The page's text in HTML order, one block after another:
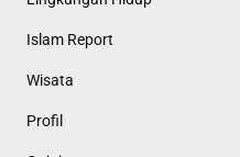
Islam Report
Wisata
Profil